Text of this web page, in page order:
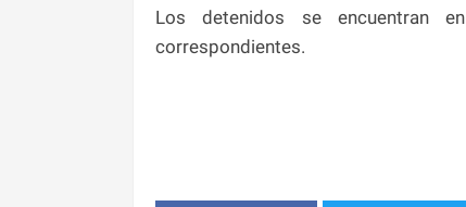
Los detenidos se encuentran
correspondientes.